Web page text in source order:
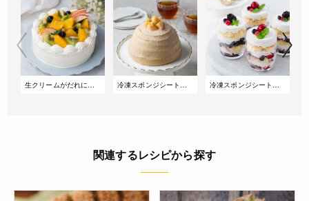
生クリームがだれにくい!サマーショートケーキ 冷凍スポンジシートで簡単!桃とアールグレイのズコットケーキ 冷凍スポンジシートで簡単!重ねるだけのベリーグラスケーキ
関連するレシピから探す